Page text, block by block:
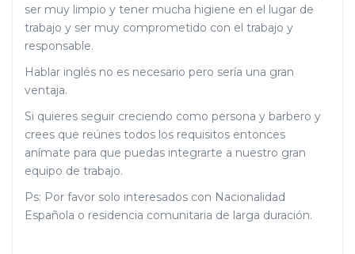
ser muy limpio y tener mucha higiene en el lugar de
trabajo y ser muy comprometido con el trabajo y
responsable.
Hablar inglés no es necesario pero sería una gran
ventaja.
Si quieres seguir creciendo como persona y barbero y
crees que reúnes todos los requisitos entonces
anímate para que puedas integrarte a nuestro gran
equipo de trabajo.
Ps: Por favor solo interesados con Nacionalidad
Española o residencia comunitaria de larga duración.